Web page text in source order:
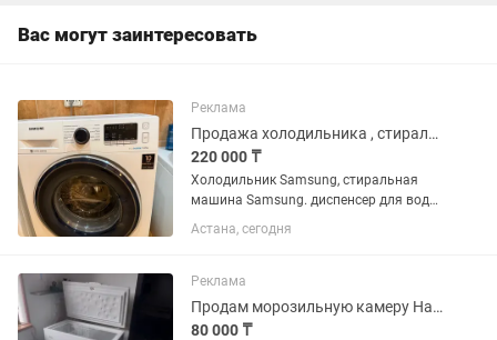
Вас могут заинтересовать
Реклама
Продажа холодильника , стиральной машины
220 000 ₸
Холодильник Samsung, стиральная
машина Samsung. диспенсер для воды
с 2-мя бутылями по 19 л. Продам все
вместе или по отдельности.
Астана, сегодня
Реклама
Продам морозильную камеру Haier
80 000 ₸